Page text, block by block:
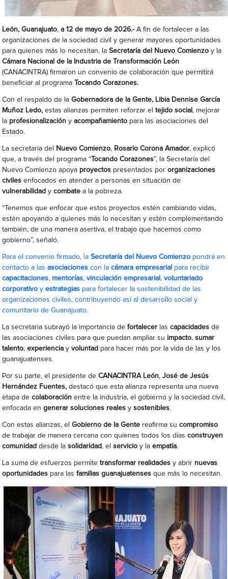
León, Guanajuato,a 12 de mayo de 2026.-A fin de fortalecer a las
organizaciones de la sociedad civil y generar mayores oportunidades
para quienes más lo necesitan, laSecretaría del Nuevo Comienzoy la
Cámara Nacional de la Industria de Transformación León
(CANACINTRA) firmaron un convenio de colaboración que permitirá
beneficiar al programa
Tocando Corazones.
Con el respaldo de laGobernadora de la Gente, Libia Dennise García
Muñoz Ledo,estas alianzas permiten reforzar eltejido social , mejorar
la profesionalización yacompañamiento para las asociaciones del
Estado.
La secretaria del Nuevo Comienzo, Rosario Corona Amador, explicó
que, a través del programa “ Tocando Corazones”, la Secretaría del
Nuevo Comienzo apoya proyectos presentados pororganizaciones
civiles enfocados en atender a personas en situación de
vulnerabilidad ycombate a la pobreza.
“Tenemos que enfocar que estos proyectos estén cambiando vidas,
estén apoyando a quienes más lo necesitan y estén complementando
también, de una manera asertiva, el trabajo que hacemos como
gobierno”, señaló.
Para el convenio firmado, laSecretaría del Nuevo Comienzo pondrá en
contacto a lasasociacionescon lacámara empresarial para recibir
capacitaciones, mentorías,vinculación empresarial ,voluntariado
corporativo yestrategias para fortalecer la sostenibilidad de las
organizaciones civiles, contribuyendo así al desarrollo social y
comunitario de Guanajuato.
La secretaria subrayó la importancia defortalecer lascapacidades de
las asociaciones civiles para que puedan ampliar su impacto,sumar
talento,experiencia yvoluntad para hacer más por la vida de las y los
guanajuatenses.
Por su parte, el presidente deCANACINTRA León,José de Jesús
Hernández Fuentes, destacó que esta alianza representa una nueva
etapa decolaboración entre la industria, el gobierno y la sociedad civil,
enfocada engenerar soluciones reales ysostenibles.
Con estas alianzas, elGobierno de la Gente reafirma sucompromiso
de trabajar de manera cercana con quienes todos los díasconstruyen
comunidad desde lasolidaridad , elservicio y laempatía.
La suma de esfuerzos permitetransformar realidades y abrir nuevas
oportunidades para lasfamilias guanajuatenses que más lo necesitan.